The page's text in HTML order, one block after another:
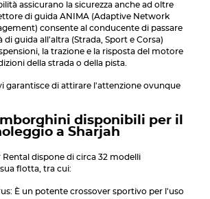
assicurano la sicurezza anche ad oltre
di guida ANIMA (Adaptive Network
consente al conducente di passare
di guida all'altra (Strada, Sport e Corsa)
la trazione e la risposta del motore
della strada o della pista.
garantisce di attirare l'attenzione ovunque
disponibili per il
a Sharjah
Rental dispone di circa 32 modelli
flotta, tra cui:
È un potente crossover sportivo per l'uso